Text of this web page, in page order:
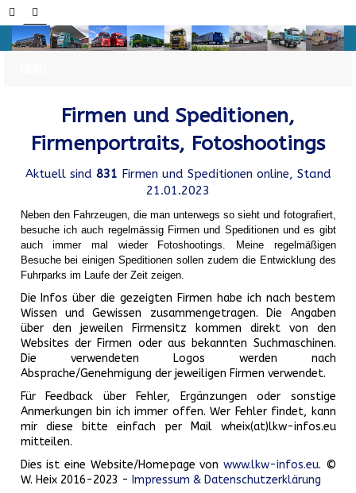
Firmen und Speditionen,
Firmenportraits, Fotoshootings
Aktuell sind 831 Firmen und Speditionen online, Stand
21.01.2023
Neben den Fahrzeugen, die man unterwegs so sieht und fotografiert,
besuche ich auch regelmässig Firmen und Speditionen und es gibt
auch immer mal wieder Fotoshootings.
Meine regelmäßigen
Besuche bei einigen Speditionen sollen zudem die Entwicklung des
Fuhrparks im Laufe der Zeit zeigen.
Die Infos über die gezeigten Firmen habe ich nach bestem
Wissen und Gewissen zusammengetragen. Die Angaben
über den jeweilen Firmensitz kommen direkt von den
Websites der Firmen oder aus bekannten Suchmaschinen.
Die verwendeten Logos werden nach
Absprache/Genehmigung der jeweiligen Firmen verwendet.
Für Feedback über Fehler, Ergänzungen oder sonstige
Anmerkungen bin ich immer offen. Wer Fehler findet, kann
mir diese bitte einfach per Mail wheix(at)lkw-infos.eu
mitteilen.
Dies ist eine Website/Homepage von www.lkw-infos.eu. ©
W. Heix 2016-2023 - Impressum & Datenschutzerklärung